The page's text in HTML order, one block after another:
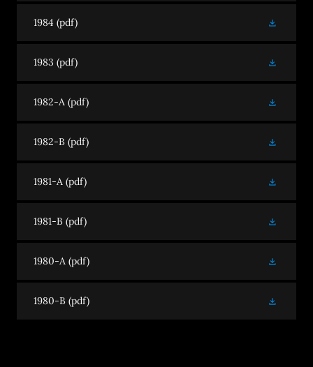
1984 (pdf)
1983 (pdf)
1982-A (pdf)
1982-B (pdf)
1981-A (pdf)
1981-B (pdf)
1980-A (pdf)
1980-B (pdf)